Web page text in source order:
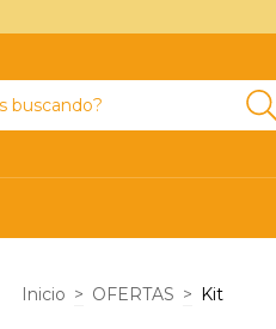
Inicio > OFERTAS > Kit